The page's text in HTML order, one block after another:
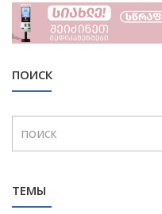
ПОИСК
ТЕМЫ